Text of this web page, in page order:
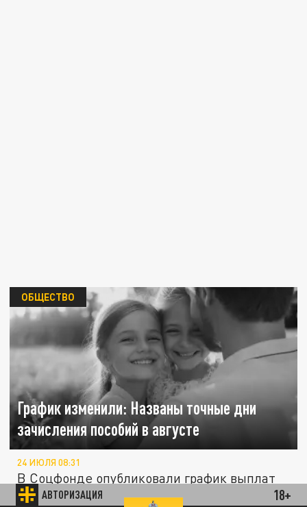
АВТОРИЗАЦИЯ 18+
График изменили: Названы точные дни
зачисления пособий в августе
ОБЩЕСТВО
24 ИЮЛЯ 08:31
В Соцфонде опубликовали график выплат
пособий в августе, в него были внесены